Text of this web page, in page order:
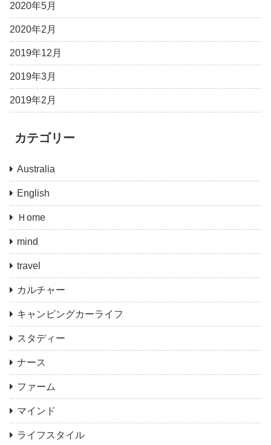
2020年5月
2020年2月
2019年12月
2019年3月
2019年2月
カテゴリー
Australia
English
Ｈome
mind
travel
カルチャー
キャンピングカーライフ
スタディー
ナース
ファーム
マインド
ライフスタイル